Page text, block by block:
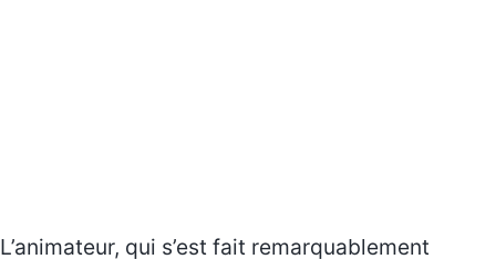
L’animateur, qui s’est fait remarquablement